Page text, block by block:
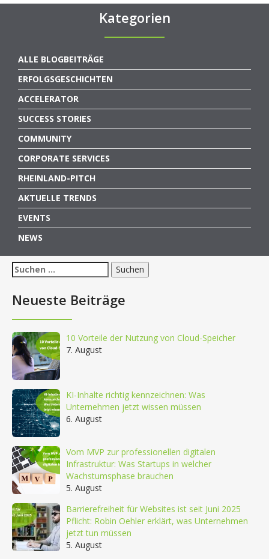
Kategorien
ALLE BLOGBEITRÄGE
ERFOLGSGESCHICHTEN
ACCELERATOR
SUCCESS STORIES
COMMUNITY
CORPORATE SERVICES
RHEINLAND-PITCH
AKTUELLE TRENDS
EVENTS
NEWS
Suchen
nach:
Neueste Beiträge
10 Vorteile der Nutzung von Cloud-Speicher
7. August
KI-Inhalte richtig kennzeichnen: Was
Unternehmen jetzt wissen müssen
6. August
Vom MVP zur professionellen digitalen
Infrastruktur: Was Startups in welcher
Wachstumsphase brauchen
5. August
Barrierefreiheit für Websites ist seit Juni 2025
Pflicht: Robin Oehler erklärt, was Unternehmen
jetzt tun müssen
5. August